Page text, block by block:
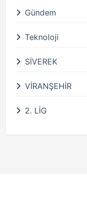
Gündem
Teknoloji
SİVEREK
VİRANŞEHİR
2. LİG